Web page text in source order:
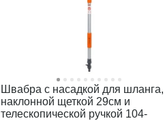
Швабра с насадкой для шланга,
наклонной щеткой 29см и
телескопической ручкой 104-